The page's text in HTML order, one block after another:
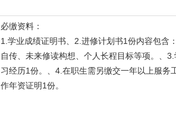
必缴资料：
1.学业成绩证明书、2.进修计划书1份内容包含
自传、未来修读构想、个人长程目标等项。、3.
习经历1份。、4.在职生需另缴交一年以上服务
作年资证明1份。